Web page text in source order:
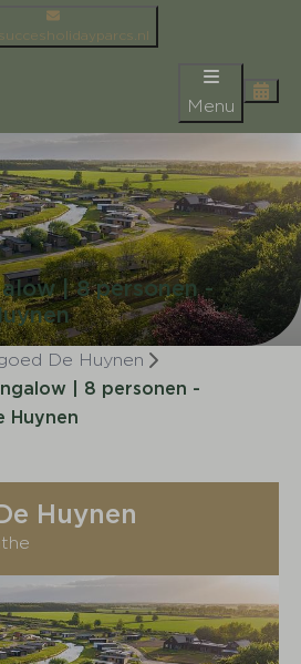
Menu
| 8 personen -
De Huynen
| 8 personen -
Huynen
Huynen